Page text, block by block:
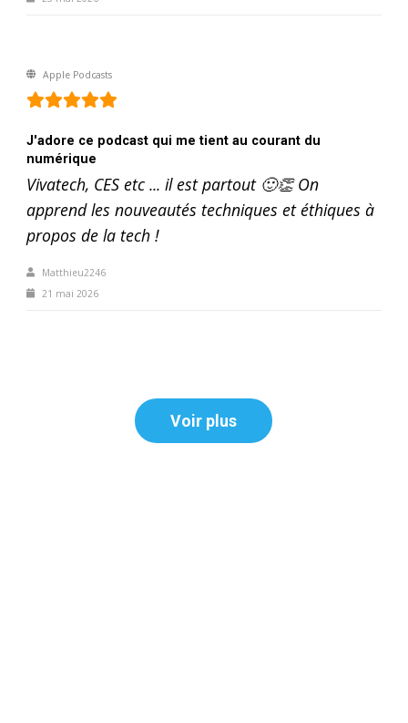
Apple Podcasts
J'adore ce podcast qui me tient au courant du
numérique
Vivatech, CES etc ... il est partout 🙂👏 On
apprend les nouveautés techniques et éthiques à
propos de la tech !
Matthieu2246
21 mai 2026
Voir plus